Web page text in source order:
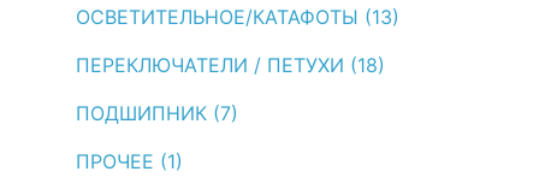
ОСВЕТИТЕЛЬНОЕ/КАТАФОТЫ (13)
ПЕРЕКЛЮЧАТЕЛИ / ПЕТУХИ (18)
ПОДШИПНИК (7)
ПРОЧЕЕ (1)